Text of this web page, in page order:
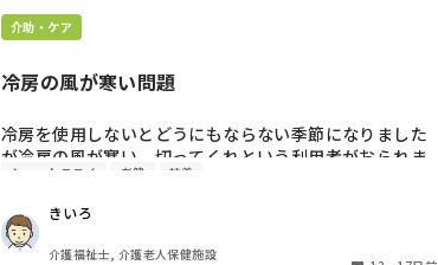
介助・ケア
冷房の風が寒い問題
冷房を使用しないとどうにもならない季節になりました
が冷房の風が寒い。切ってくれという利用者がおられま
きるのですが、食堂などのたくさんの人が集まる広いス
ペースには大型のエアコンが設置してあり風量設定して
も寒いと訴えられる方がたくさんおられます。
ショートステイ 老健 特養
きいろ
介護福祉士, 介護老人保健施設